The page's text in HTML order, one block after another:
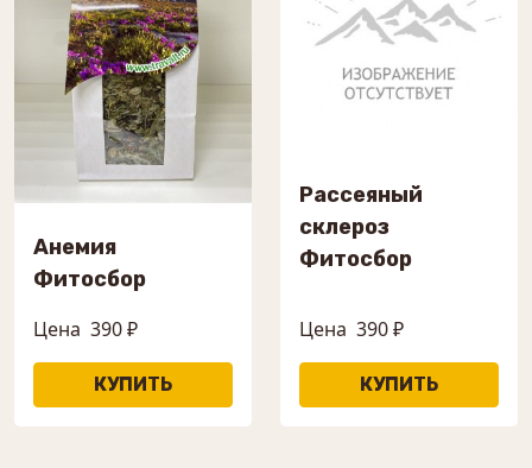
Анемия
Фитосбор
Цена 390 ₽
Рассеяный
склероз
Фитосбор
Цена 390 ₽